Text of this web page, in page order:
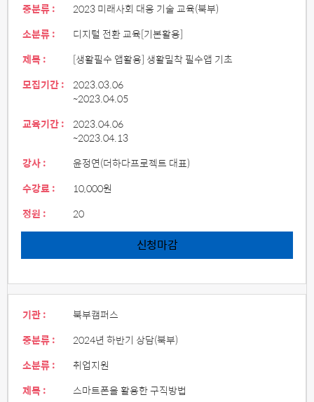
중분류 :
2023 미래사회 대응 기술 교육(북부)
소분류 :
디지털 전환 교육[기본활용]
제목 :
[생활필수 앱활용] 생활밀착 필수앱 기초
모집기간 : 2023.03.06
~2023.04.05
교육기간 : 2023.04.06
~2023.04.13
강사 :
윤정연(더하다프로젝트 대표)
수강료 :
10,000원
정원 :
20
신청마감
기관 :
북부캠퍼스
중분류 :
2024년 하반기 상담(북부)
소분류 :
취업지원
제목 :
스마트폰을 활용한 구직방법